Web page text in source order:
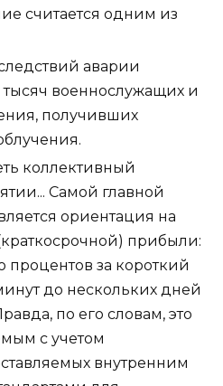
считается одним из
аварии
военнослужащих и
получивших
коллективный
Самой главной
ориентация на
прибыли:
процентов за короткий
до нескольких дней
по его словам, это
с учетом
внутренним